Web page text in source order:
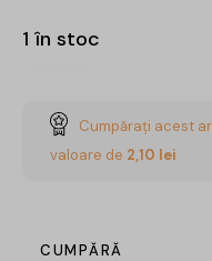
1 în stoc
Cumpărați acest
valoare de 2,10 lei
CUMPĂRĂ